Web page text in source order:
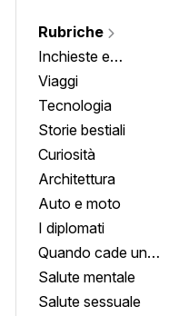
Rubriche
Inchieste e
approfondimenti
Viaggi
Tecnologia
Storie bestiali
Curiosità
Architettura
Auto e moto
I diplomati
Quando cade un
quadro
Salute mentale
Salute sessuale